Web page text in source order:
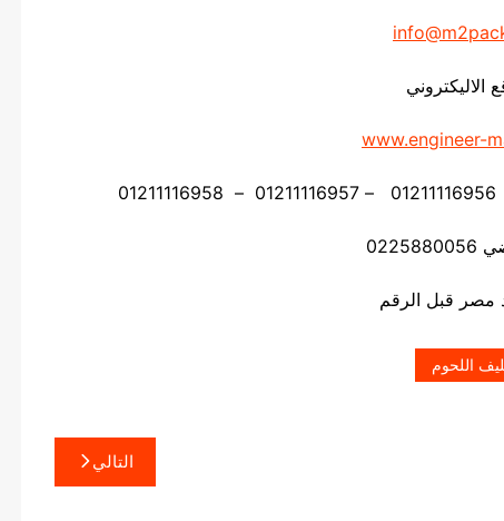
الاليكتروني
www.engineer-
اللحوم
التالي